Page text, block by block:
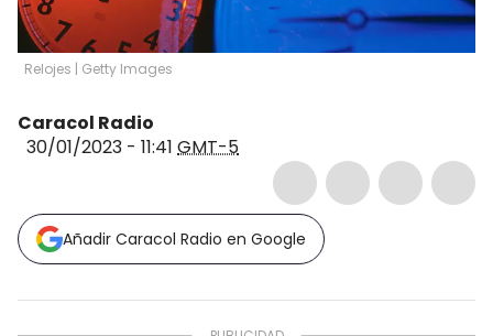
Relojes | Getty Images
Caracol Radio
30/01/2023 - 11:41 GMT-5
Añadir Caracol Radio en Google